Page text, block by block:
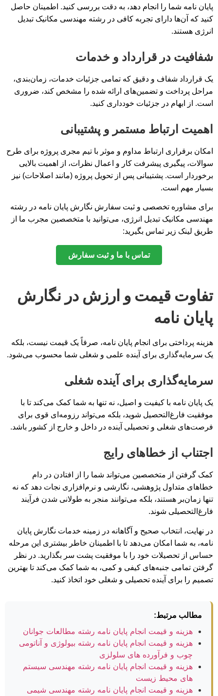
پایان نامه شما را انجام دهد، به دقت بررسی کنید. اطمینان حاصل
کنید که آن‌ها دارای تجربه کافی در رشته مهندسی مکانیک تبدیل
انرژی هستند.
شفافیت در قرارداد و خدمات
یک قرارداد شفاف و دقیق که تمامی جزئیات خدمات، زمان‌بندی،
مراحل پرداخت و تضمین‌های ارائه شده را مشخص کند، ضروری
است. از ابهام در جزئیات خودداری کنید.
اهمیت ارتباط مستمر و پشتیبانی
امکان برقراری ارتباط مداوم و موثر با تیم مجری پروژه برای طرح
سوالات، پیگیری پیشرفت کار و اعمال نظرات، از اهمیت بالایی
برخوردار است. پشتیبانی پس از تحویل پروژه (مانند اصلاحات) نیز
بسیار مهم است.
برای مشاوره تخصصی و ثبت سفارش نگارش پایان نامه در رشته
مهندسی مکانیک تبدیل انرژی، می‌توانید با متخصصین مجرب ما از
طریق لینک زیر تماس بگیرید:
تماس با ما و ثبت سفارش
تفاوت قیمت و ارزش در نگارش
پایان نامه
هزینه پرداختی برای انجام پایان نامه، صرفاً یک قیمت نیست، بلکه
یک سرمایه‌گذاری برای آینده علمی و شغلی شما محسوب می‌شود.
سرمایه‌گذاری برای آینده شغلی
یک پایان نامه با کیفیت و اصیل، نه تنها به شما کمک می‌کند تا با
موفقیت فارغ‌التحصیل شوید، بلکه می‌تواند رزومه‌ای قوی برای
فرصت‌های شغلی و تحصیلی آینده در داخل و خارج از کشور باشد.
اجتناب از خطاهای رایج
کمک گرفتن از متخصصین می‌تواند شما را از افتادن در دام
خطاهای متداول پژوهشی، نگارشی و نرم‌افزاری نجات دهد که نه
تنها زمان‌بر هستند، بلکه می‌توانند منجر به طولانی شدن فرآیند
فارغ‌التحصیلی شوند.
در نهایت، انتخاب صحیح و آگاهانه در زمینه خدمات نگارش پایان
نامه، به شما امکان می‌دهد تا با اطمینان خاطر بیشتری این مرحله
حساس از تحصیلات خود را با موفقیت پشت سر بگذارید. در نظر
گرفتن تمامی جنبه‌های کیفی و کمی، به شما کمک می‌کند تا بهترین
تصمیم را برای آینده تحصیلی و شغلی خود اتخاذ کنید.
مطالب مرتبط:
هزینه و قیمت انجام پایان نامه رشته مطالعات جوانان
هزینه و قیمت انجام پایان نامه رشته بیولوژی و آناتومی
چوب و فرآورده های سلولزی
هزینه و قیمت انجام پایان نامه رشته مهندسی سیستم
های محیط زیست
هزینه و قیمت انجام پایان نامه رشته مهندسی شیمی